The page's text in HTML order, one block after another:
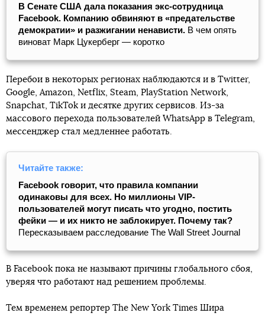
В Сенате США дала показания экс-сотрудница
Facebook. Компанию обвиняют в «предательстве
демократии» и разжигании ненависти. В чем опять
виноват Марк Цукерберг — коротко
Перебои в некоторых регионах наблюдаются и в Twitter,
Google, Amazon, Netflix, Steam, PlayStation Network,
Snapchat, TikTok и десятке других сервисов. Из-за
массового перехода пользователей WhatsApp в Telegram,
мессенджер стал медленнее работать.
Читайте также:
Facebook говорит, что правила компании
одинаковы для всех. Но миллионы VIP-
пользователей могут писать что угодно, постить
фейки — и их никто не заблокирует. Почему так?
Пересказываем расследование The Wall Street Journal
В Facebook пока не называют причины глобального сбоя,
уверяя что работают над решением проблемы.
Тем временем репортер The New York Times Шира